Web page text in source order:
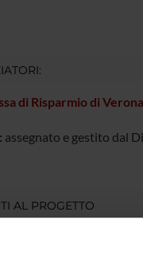
di Risparmio di
assegnato e gestito dal
AL PROGETTO